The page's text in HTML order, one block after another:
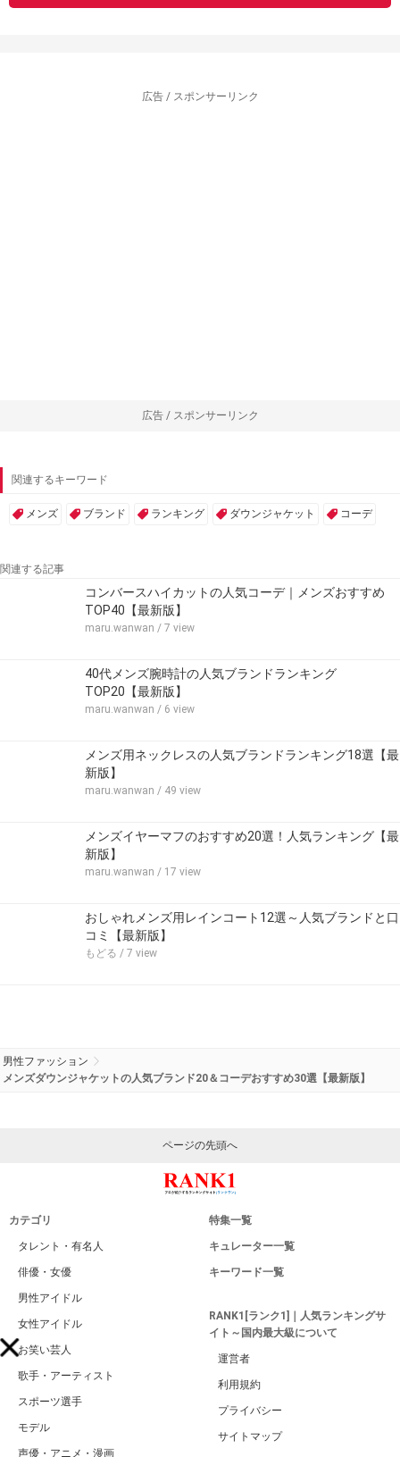
広告 / スポンサーリンク
広告 / スポンサーリンク
関連するキーワード
メンズ ブランド ランキング ダウンジャケット コーデ
関連する記事
コンバースハイカットの人気コーデ｜メンズおすすめ
TOP40【最新版】
maru.wanwan / 7 view
40代メンズ腕時計の人気ブランドランキング
TOP20【最新版】
maru.wanwan / 6 view
メンズ用ネックレスの人気ブランドランキング18選【最
新版】
maru.wanwan / 49 view
メンズイヤーマフのおすすめ20選！人気ランキング【最
新版】
maru.wanwan / 17 view
おしゃれメンズ用レインコート12選～人気ブランドと口
コミ【最新版】
もどる / 7 view
男性ファッション
メンズダウンジャケットの人気ブランド20＆コーデおすすめ30選【最新版】
ページの先頭へ
カテゴリ
タレント・有名人
俳優・女優
男性アイドル
女性アイドル
お笑い芸人
歌手・アーティスト
スポーツ選手
モデル
声優・アニメ・漫画
特集一覧
キュレーター一覧
キーワード一覧
RANK1[ランク1]｜人気ランキングサ
イト～国内最大級について
運営者
利用規約
プライバシー
サイトマップ